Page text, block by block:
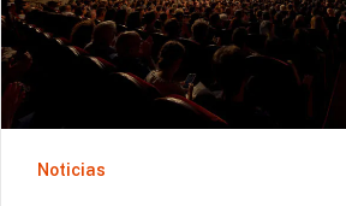
la
“parálisis
cultural”
de
Noticias